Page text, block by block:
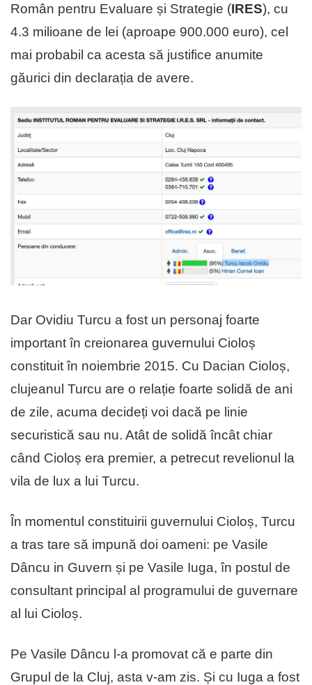
Român pentru Evaluare și Strategie (IRES), cu
4.3 milioane de lei (aproape 900.000 euro), cel
mai probabil ca acesta să justifice anumite
găurici din declarația de avere.
Dar Ovidiu Turcu a fost un personaj foarte
important în creionarea guvernului Cioloș
constituit în noiembrie 2015. Cu Dacian Cioloș,
clujeanul Turcu are o relație foarte solidă de ani
de zile, acuma decideți voi dacă pe linie
securistică sau nu. Atât de solidă încât chiar
când Cioloș era premier, a petrecut revelionul la
vila de lux a lui Turcu.
În momentul constituirii guvernului Cioloș, Turcu
a tras tare să impună doi oameni: pe Vasile
Dâncu in Guvern și pe Vasile Iuga, în postul de
consultant principal al programului de guvernare
al lui Cioloș.
Pe Vasile Dâncu l-a promovat că e parte din
Grupul de la Cluj, asta v-am zis. Și cu Iuga a fost